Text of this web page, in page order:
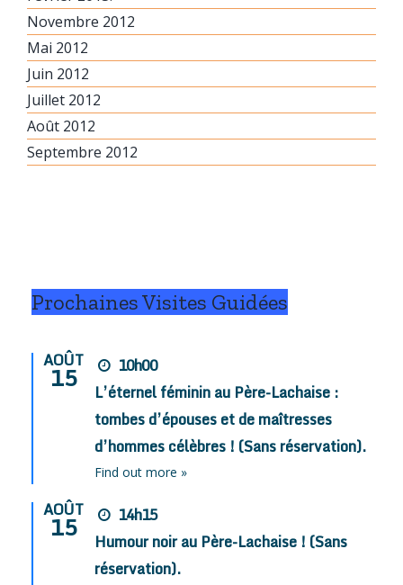
Novembre 2012
Mai 2012
Juin 2012
Juillet 2012
Août 2012
Septembre 2012
Prochaines Visites Guidées
AOÛT
15
10h00
L’éternel féminin au Père-Lachaise :
tombes d’épouses et de maîtresses
d’hommes célèbres ! (Sans réservation).
Find out more »
AOÛT
15
14h15
Humour noir au Père-Lachaise ! (Sans
réservation).